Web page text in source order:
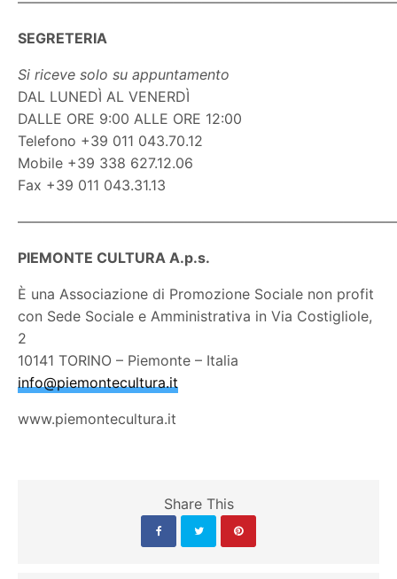
SEGRETERIA
Si riceve solo su appuntamento
DAL LUNEDÌ AL VENERDÌ
DALLE ORE 9:00 ALLE ORE 12:00
Telefono +39 011 043.70.12
Mobile +39 338 627.12.06
Fax +39 011 043.31.13
PIEMONTE CULTURA A.p.s.
È una Associazione di Promozione Sociale non profit
con Sede Sociale e Amministrativa in Via Costigliole,
2
10141 TORINO – Piemonte – Italia
info@piemontecultura.it
www.piemontecultura.it
Share This